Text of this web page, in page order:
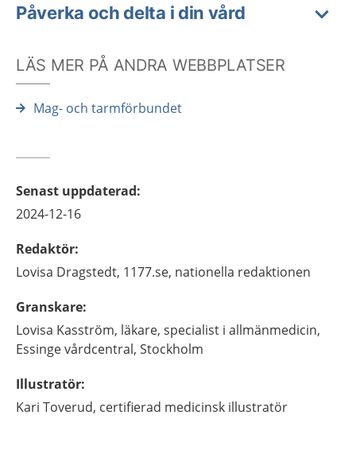
Påverka och delta i din vård
LÄS MER PÅ ANDRA WEBBPLATSER
Mag- och tarmförbundet
Senast uppdaterad:
2024-12-16
Redaktör:
Lovisa Dragstedt, 1177.se, nationella redaktionen
Granskare:
Lovisa Kasström, läkare, specialist i allmänmedicin,
Essinge vårdcentral, Stockholm
Illustratör:
Kari Toverud, certifierad medicinsk illustratör